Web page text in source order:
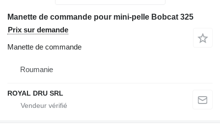
Manette de commande pour mini-pelle Bobcat 325
Prix sur demande
Manette de commande
Roumanie
ROYAL DRU SRL